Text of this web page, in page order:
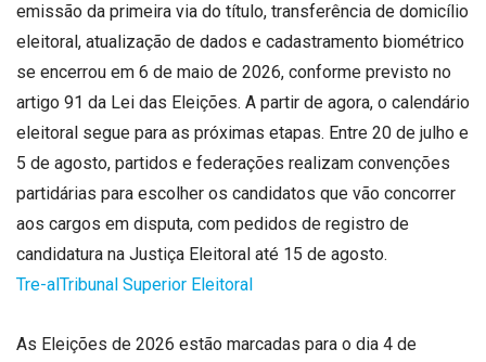
emissão da primeira via do título, transferência de domicílio
eleitoral, atualização de dados e cadastramento biométrico
se encerrou em 6 de maio de 2026, conforme previsto no
artigo 91 da Lei das Eleições. A partir de agora, o calendário
eleitoral segue para as próximas etapas. Entre 20 de julho e
5 de agosto, partidos e federações realizam convenções
partidárias para escolher os candidatos que vão concorrer
aos cargos em disputa, com pedidos de registro de
candidatura na Justiça Eleitoral até 15 de agosto.
Tre-alTribunal Superior Eleitoral
As Eleições de 2026 estão marcadas para o dia 4 de